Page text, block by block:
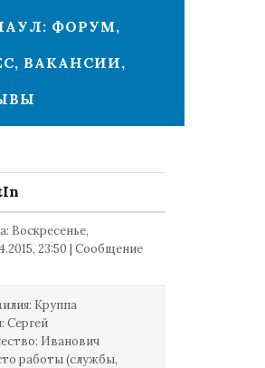
ФОРУМ,
ВАКАНСИИ,
Воскресенье,
23:50 | Сообщение
Круппа
Сергей
Иванович
работы (службы,